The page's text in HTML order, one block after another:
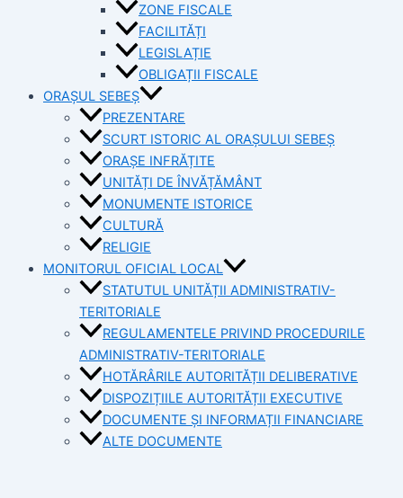
ZONE FISCALE
FACILITĂȚI
LEGISLAȚIE
OBLIGAȚII FISCALE
ORAȘUL SEBEȘ
PREZENTARE
SCURT ISTORIC AL ORAȘULUI SEBEȘ
ORAȘE INFRĂȚITE
UNITĂȚI DE ÎNVĂȚĂMÂNT
MONUMENTE ISTORICE
CULTURĂ
RELIGIE
MONITORUL OFICIAL LOCAL
STATUTUL UNITĂȚII ADMINISTRATIV-
TERITORIALE
REGULAMENTELE PRIVIND PROCEDURILE
ADMINISTRATIV-TERITORIALE
HOTĂRÂRILE AUTORITĂȚII DELIBERATIVE
DISPOZIȚIILE AUTORITĂȚII EXECUTIVE
DOCUMENTE ȘI INFORMAȚII FINANCIARE
ALTE DOCUMENTE